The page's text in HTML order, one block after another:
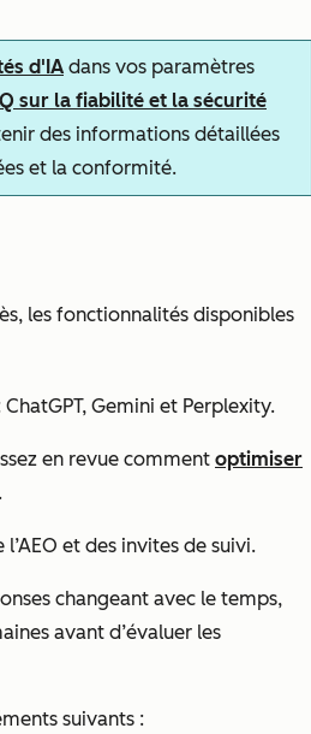
d'IA dans vos paramètres
sur la fiabilité et la sécurité
des informations détaillées
et la conformité.
les fonctionnalités disponibles
Gemini et Perplexity.
en revue comment optimiser
.
et des invites de suivi.
changeant avec le temps,
avant d’évaluer les
suivants :